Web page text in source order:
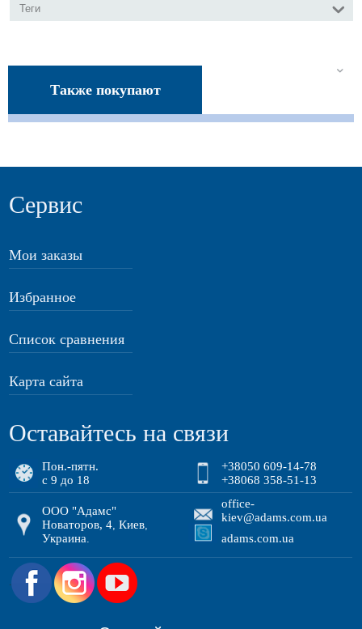
Теги
Также покупают
Сервис
Мои заказы
Избранное
Список сравнения
Карта сайта
Оставайтесь на связи
Пон.-пятн.
с 9 до 18
+38050 609-14-78
+38068 358-51-13
ООО "Адамс"
Новаторов, 4 ,Киев
Украина
office-
kiev@adams.com.ua
adams.com.ua
.